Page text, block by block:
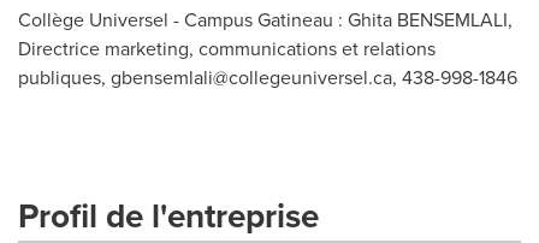
Collège Universel - Campus Gatineau : Ghita BENSEMLALI,
Directrice marketing, communications et relations
publiques, gbensemlali@collegeuniversel.ca, 438-998-1846
Profil de l'entreprise